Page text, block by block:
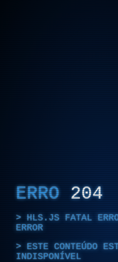
ERRO 204
HLS.JS FATAL
ERROR
ESTE CONTEÚDO
INDISPONÍVEL